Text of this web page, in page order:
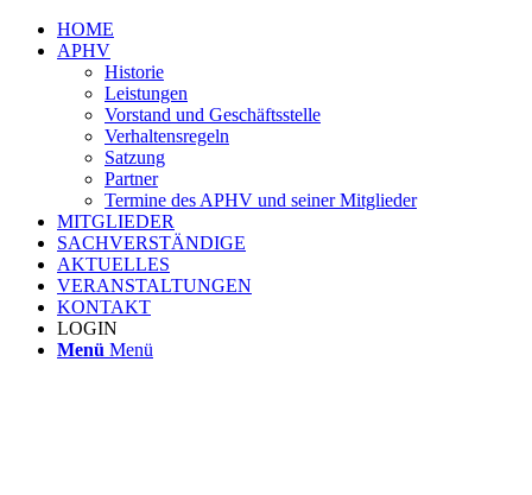
HOME
APHV
Historie
Leistungen
Vorstand und Geschäftsstelle
Verhaltensregeln
Satzung
Partner
Termine des APHV und seiner Mitglieder
MITGLIEDER
SACHVERSTÄNDIGE
AKTUELLES
VERANSTALTUNGEN
KONTAKT
LOGIN
Menü Menü